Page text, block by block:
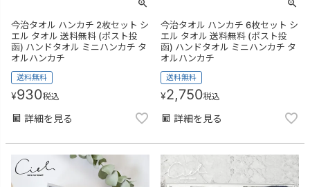
今治タオル ハンカチ 2枚セット シ
エル タオル 送料無料 (ポスト投
函) ハンドタオル ミニハンカチ タ
オルハンカチ
送料無料
¥930税込
詳細を見る
今治タオル ハンカチ 6枚セット シ
エル タオル 送料無料 (ポスト投
函) ハンドタオル ミニハンカチ タ
オルハンカチ
送料無料
¥2,750税込
詳細を見る